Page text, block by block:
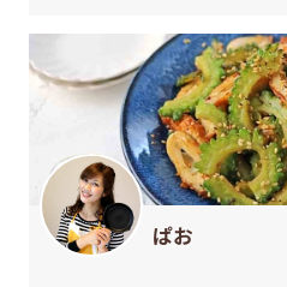
ぱお